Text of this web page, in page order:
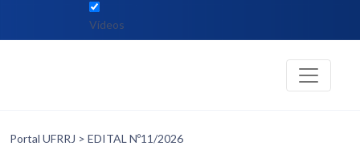
Vídeos
Portal UFRRJ > EDITAL Nº11/2026